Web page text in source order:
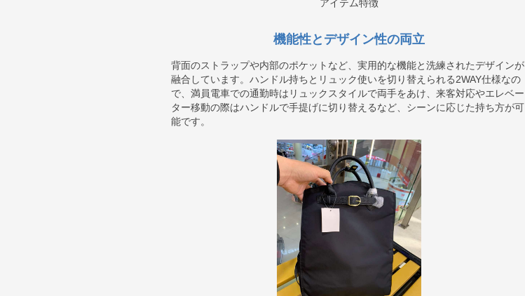
アイテム特徴
機能性とデザイン性の両立
背面のストラップや内部のポケットなど、実用的な機能と洗練されたデザインが
融合しています。ハンドル持ちとリュック使いを切り替えられる2WAY仕様なの
で、満員電車での通勤時はリュックスタイルで両手をあけ、来客対応やエレベー
ター移動の際はハンドルで手提げに切り替えるなど、シーンに応じた持ち方が可
能です。